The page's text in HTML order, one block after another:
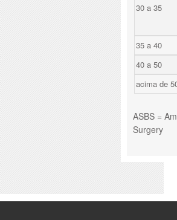
30 a 35
35 a 40
40 a 50
acima de
ASBS =
Surgery